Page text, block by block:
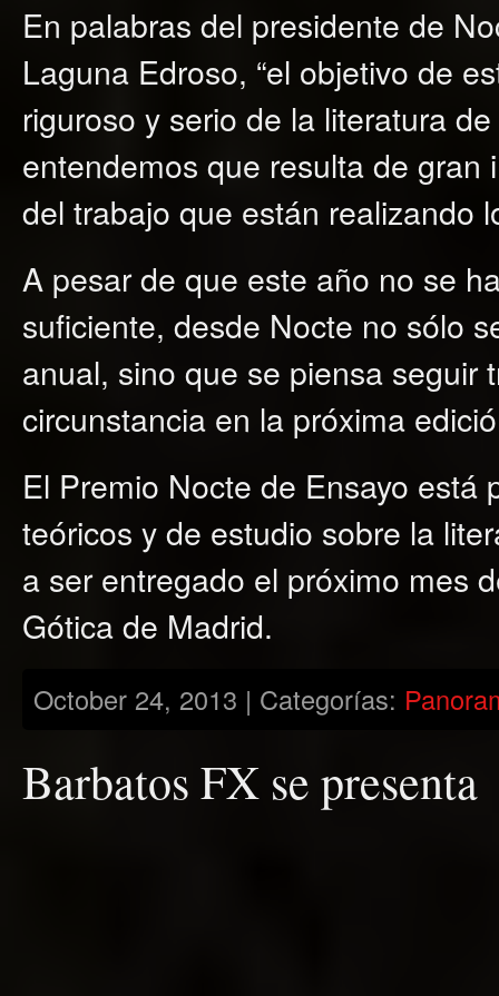
En palabras del presidente de
Laguna Edroso, “el objetivo de
riguroso y serio de la literatura
entendemos que resulta de
del trabajo que están realizando
A pesar de que este año no se
suficiente, desde Nocte no sólo
anual, sino que se piensa seguir
circunstancia en la próxima
El Premio Nocte de Ensayo
teóricos y de estudio sobre la
a ser entregado el próximo mes
Gótica de Madrid.
October 24, 2013 | Categorías:
Barbatos FX se presenta